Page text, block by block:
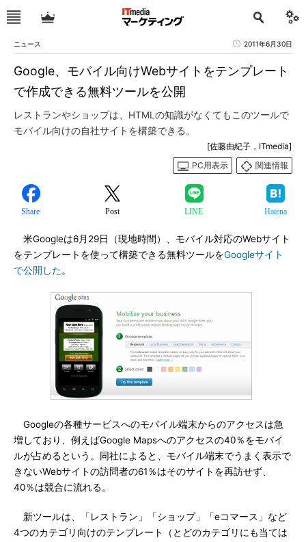
ニュース 2011年6月30日
Google、モバイル向けWebサイトをテンプレート
で作成できる無料ツールを公開
レストランやショップは、HTMLの知識がなくてもこのツールで
モバイル向けの自社サイトを構築できる。
[佐藤由紀子，ITmedia]
PC用表示
関連情報
Share Post LINE Hatena
米Googleは6月29日（現地時間）、モバイル対応のWebサイト
をテンプレートを使って構築できる無料ツールをGoogleサイト
で公開した。
Googleの各種サービスへのモバイル端末からのアクセスは急
増しており、例えばGoogle Mapsへのアクセスの40％をモバイ
ルが占めるという。同社によると、モバイル端末でうまく表示で
きないWebサイトの訪問者の61％はそのサイトを再訪せず、
40％は競合に流れる。
新ツールは、「レストラン」「ショップ」「eコマース」など
4つのカテゴリ向けのテンプレート（とどのカテゴリにも当ては